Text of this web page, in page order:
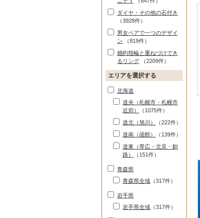
ダイヤ・その他の石付き
（3928件）
男女ペアで一つのデザイ
ン （819件）
婚約指輪と重ねづけでき
るリング （2209件）
エリアを選択する
北海道
道央（札幌市・札幌市
近郊）
（1075件）
道北（旭川）
（222件）
道南（函館）
（139件）
道東（帯広・北見・釧
路）
（151件）
青森県
青森県全域 （317件）
岩手県
岩手県全域 （317件）